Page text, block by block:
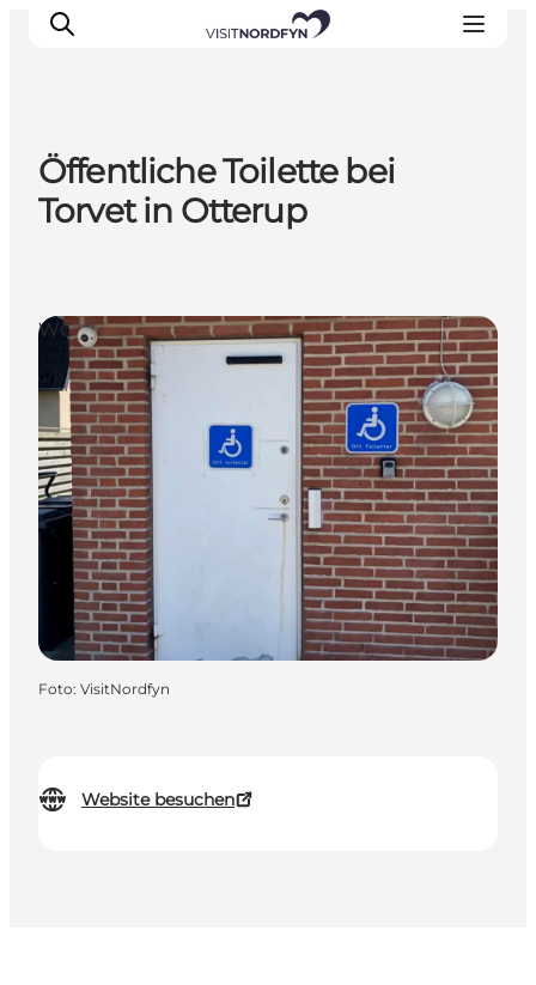
Erleben
Erlebnisbuchung
Für Kinder
Öffentliche Toilette bei
Torvet in Otterup
Website besuchen
WC
Foto: VisitNordfyn